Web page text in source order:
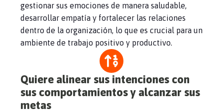
gestionar sus emociones de manera saludable,
desarrollar empatía y fortalecer las relaciones
dentro de la organización, lo que es crucial para un
ambiente de trabajo positivo y productivo.
Quiere alinear sus intenciones con
sus comportamientos y alcanzar sus
metas